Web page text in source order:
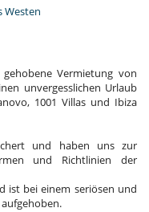
Westen
Vermietung von
unvergesslichen Urlaub
1001 Villas und Ibiza
und haben uns zur
und Richtlinien der
ist bei einem seriösen und